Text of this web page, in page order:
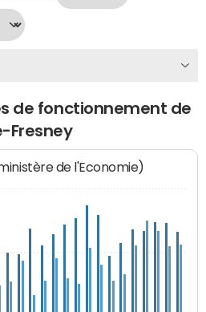
de fonctionnement de
Fresney
de l'Economie)